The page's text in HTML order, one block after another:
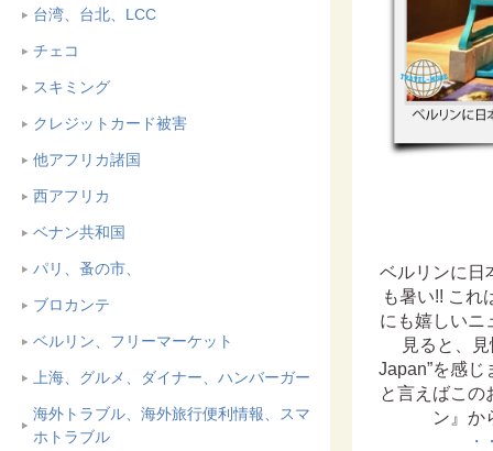
台湾、台北、LCC
チェコ
スキミング
クレジットカード被害
他アフリカ諸国
西アフリカ
ベナン共和国
パリ、蚤の市、
ブロカンテ
ベルリン、フリーマーケット
上海、グルメ、ダイナー、ハンバーガー
海外トラブル、海外旅行便利情報、スマ
ホトラブル
ベルリンに日
も暑い!! これ
にも嬉しいニ
見ると、
Japan”を感
と言えばこの
ン』か
・